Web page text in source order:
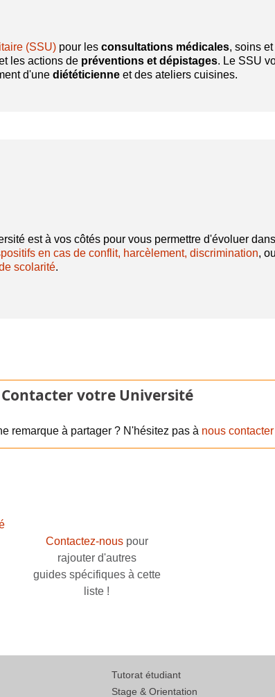
(SSU)pour les consultations médicales, soins
les actions de préventions et dépistages. Le SSU
d'une diététicienneet des ateliers cuisines.
est à vos côtés pour vous permettre d'évoluer
en cas de conflit, harcèlement, discrimination, ou
scolarité.
Contacter votre Université
remarque à partager ? N'hésitez pas à nous
Contactez-nouspour
rajouter d'autres
guides spécifiques à cette
liste !
Tutorat étudiant
Stage & Orientation